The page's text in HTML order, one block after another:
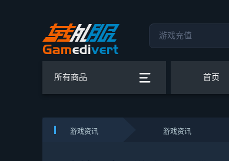
所有商品 首页
游戏资讯 游戏资讯